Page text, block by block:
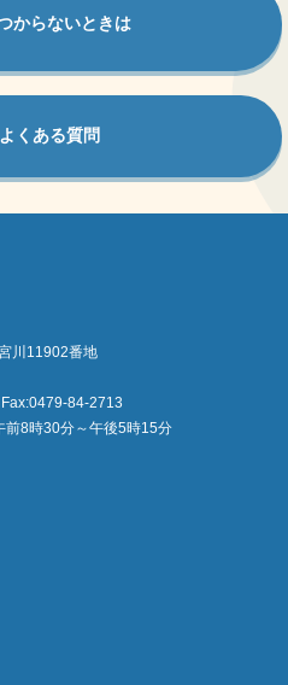
からないときは
よくある質問
川11902番地
84-2713
前8時30分～午後5時15分